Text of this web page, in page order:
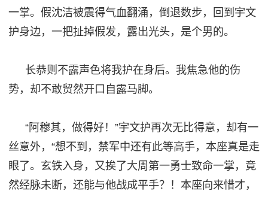
一掌。假沈洁被震得气血翻涌，倒退数步，回到宇文
护身边，一把扯掉假发，露出光头，是个男的。
长恭则不露声色将我护在身后。我焦急他的伤
势，却不敢贸然开口自露马脚。
“阿穆其，做得好！”宇文护再次无比得意，却有一
丝意外， “想不到， 禁军中还有此等高手，本座真是走
眼了。玄铁入身，又挨了大周第一勇士致命一掌，竟
然经脉未断，还能与他战成平手？！本座向来惜才，